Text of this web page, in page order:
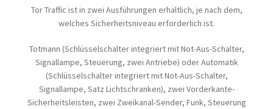
Tor Traffic ist in zwei Ausführungen erhältlich, je nach dem,
welches Sicherheitsniveau erforderlich ist.
Totmann (Schlüsselschalter integriert mit Not-Aus-Schalter,
Signallampe, Steuerung, zwei Antriebe) oder Automatik
(Schlüsselschalter integriert mit Not-Aus-Schalter,
Signallampe, Satz Lichtschranken), zwei Vorderkante-
Sicherheitsleisten, zwei Zweikanal-Sender, Funk, Steuerung